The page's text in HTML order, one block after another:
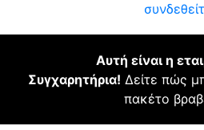
Αυτή είναι η
Συγχαρητήρια! Δείτε πώς
πακέτο